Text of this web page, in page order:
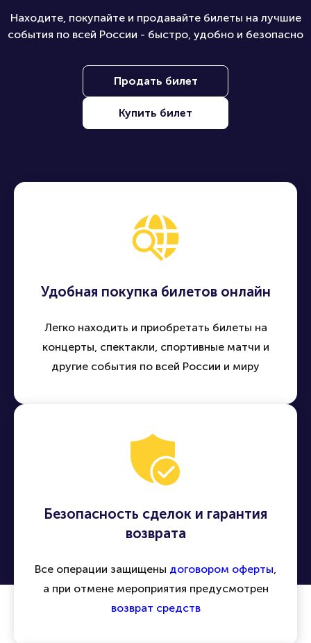
Находите, покупайте и продавайте билеты на лучшие
события по всей России - быстро, удобно и безопасно
Продать билет
Купить билет
Удобная покупка билетов онлайн
Легко находить и приобретать билеты на
концерты, спектакли, спортивные матчи и
другие события по всей России и миру
Безопасность сделок и гарантия
возврата
Все операции защищены договором оферты,
а при отмене мероприятия предусмотрен
возврат средств